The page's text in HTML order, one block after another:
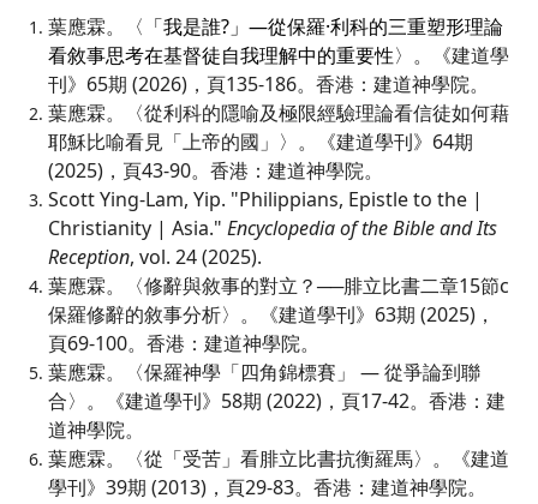
葉應霖。〈 「我是誰?」—從保羅·利科的三重塑形理論
看敘事思考在基督徒自我理解中的重要性〉。《建道學
刊》65期 (2026)，頁135-186。香港：建道神學院。
葉應霖。〈從利科的隱喻及極限經驗理論看信徒如何藉
耶穌比喻看見「上帝的國」〉。《建道學刊》64期
(2025)，頁43-90。香港：建道神學院。
Scott Ying-Lam, Yip. "Philippians, Epistle to the |
Christianity | Asia." Encyclopedia of the Bible and Its
Reception, vol. 24 (2025).
葉應霖。〈修辭與敘事的對立？──腓立比書二章15節c
保羅修辭的敘事分析〉。《建道學刊》63期 (2025)，
頁69-100。香港：建道神學院。
葉應霖。〈保羅神學「四角錦標賽」 — 從爭論到聯
合〉。《建道學刊》58期 (2022)，頁17-42。香港：建
道神學院。
葉應霖。〈從「受苦」看腓立比書抗衡羅馬〉。《建道
學刊》39期 (2013)，頁29-83。香港：建道神學院。